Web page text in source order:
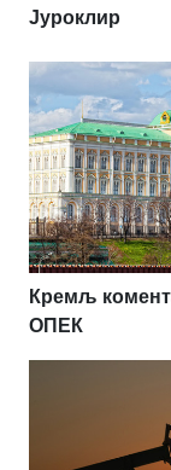
Јуроклир
Кремљ
ОПЕК